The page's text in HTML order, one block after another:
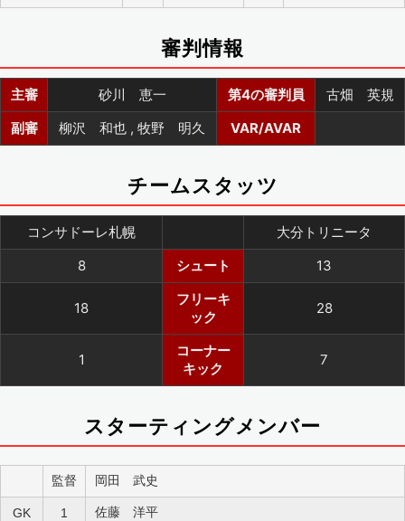
審判情報
主審 砂川 恵一 第4の審判員
古畑 英規
副審
柳沢 和也 , 牧野 明久 VAR/AVAR
チームスタッツ
コンサドーレ札幌
大分トリニータ
8
シュート 13
18
フリーキ
ック
28
1
コーナー
キック
7
スターティングメンバー
監督 岡田 武史
GK 1 佐藤 洋平